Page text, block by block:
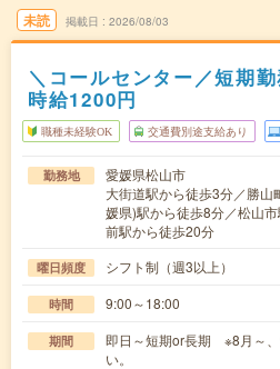
未読 掲載日 2026/08/03
＼コールセンター／短期
時給1200円
職種未経験OK 交通費別途支給あり
勤務地
愛媛県松山市
大街道駅から徒歩3分／勝
媛県)駅から徒歩8分／松山
前駅から徒歩20分
曜日頻度 シフト制（週3以上）
時間 9:00～18:00
期間
即日～短期or長期 ※8月～
い。